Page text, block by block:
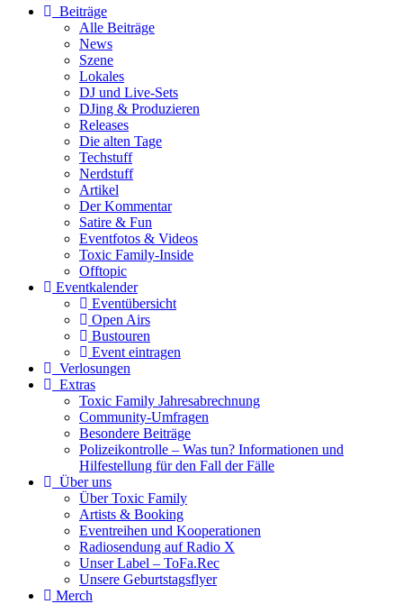
Beiträge
Alle Beiträge
News
Szene
Lokales
DJ und Live-Sets
DJing & Produzieren
Releases
Die alten Tage
Techstuff
Nerdstuff
Artikel
Der Kommentar
Satire & Fun
Eventfotos & Videos
Toxic Family-Inside
Offtopic
Eventkalender
Eventübersicht
Open Airs
Bustouren
Event eintragen
Verlosungen
Extras
Toxic Family Jahresabrechnung
Community-Umfragen
Besondere Beiträge
Polizeikontrolle – Was tun? Informationen und
Hilfestellung für den Fall der Fälle
Über uns
Über Toxic Family
Artists & Booking
Eventreihen und Kooperationen
Radiosendung auf Radio X
Unser Label – ToFa.Rec
Unsere Geburtstagsflyer
Merch